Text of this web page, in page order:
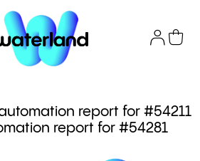
#54289
report for #54211
report for #54281